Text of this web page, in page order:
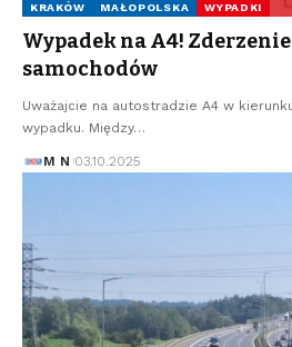
KRAKÓW MAŁOPOLSKA WYPADKI
Wypadek na A4!
samochodów
Uważajcie na autostradzie A4 w
wypadku. Między…
M N 03.10.2025